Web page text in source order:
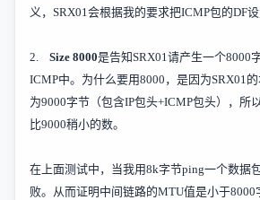
义， SRX01会根据我的要求把ICMP包的DF
2. Size 8000是告知SRX01请产生一个8000
ICMP中。为什么要用8000 ，是因为SRX01
为9000字节（包含IP包头+ICMP包头），所
比9000稍小的数。
在上面测试中，当我用8k字节ping一个数据
败。从而证明中间链路的MTU值是小于8000